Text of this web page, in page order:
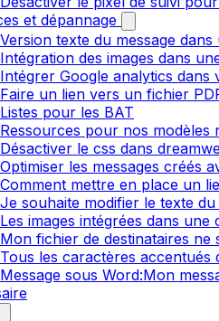
et dépannage
Version texte du message
Intégration des images dans
Intégrer Google analytics dans
Faire un lien vers un fichier
Listes pour les BAT
Ressources pour nos modèles
Désactiver le css dans
Optimiser les messages créés
Comment mettre en place un
Je souhaite modifier le texte
Les images intégrées dans
Mon fichier de destinataires
Tous les caractères accentués
Message sous Word:Mon